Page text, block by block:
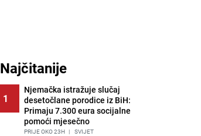
Najčitanije
1
Njemačka istražuje slučaj
desetočlane porodice iz BiH:
Primaju 7.300 eura socijalne
pomoći mjesečno
PRIJE OKO 23H | SVIJET